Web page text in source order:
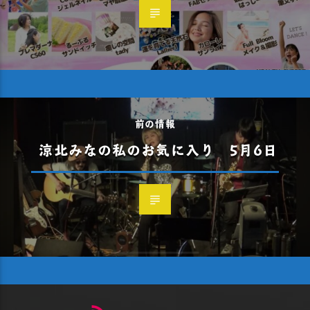
前の情報
涼北みなの私のお気に入り 5月6日